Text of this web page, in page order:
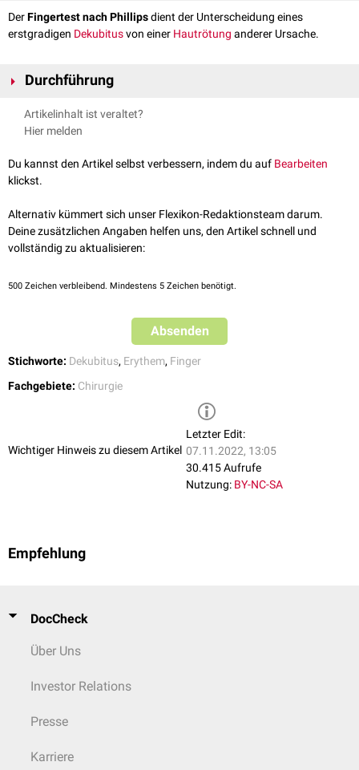
DerFingertest nach Phillipsdient der Unterscheidung eines
erstgradigen Dekubitusvon einer Hautrötung anderer Ursache.
Durchführung
Untersucher drückt mit dem
bereits gerötete Stelle der
Fingerabdruck nach dem Loslassen für einen Moment weiß erscheint,
handelt es sich um eine wegdrückbare Rötung. Der Fingertest nach
eine andere Ursache als einen druckbedingten Schaden.
Liegt eine nicht wegdrückbare Rötung vor und bleibt die Rötung auch
nach Loslassen des Fingers bestehen, wird dies als positiver Fingertest
ausgegangen werden.
Artikelinhalt ist veraltet?
Hier melden
Du kannst den Artikel selbst verbessern, indem du auf Bearbeiten
klickst.
Alternativ kümmert sich unser Flexikon-Redaktionsteam darum.
Deine zusätzlichen Angaben helfen uns, den Artikel schnell und
vollständig zu aktualisieren:
500 Zeichen verbleibend. Mindestens 5 Zeichen benötigt.
Absenden
Stichworte: Dekubitus, Erythem, Finger
Fachgebiete: Chirurgie
Wichtiger Hinweis zu diesem Artikel
Letzter Edit:
07.11.2022, 13:05
30.415 Aufrufe
Nutzung: BY-NC-SA
Empfehlung
DocCheck
Über Uns
Investor Relations
Presse
Karriere